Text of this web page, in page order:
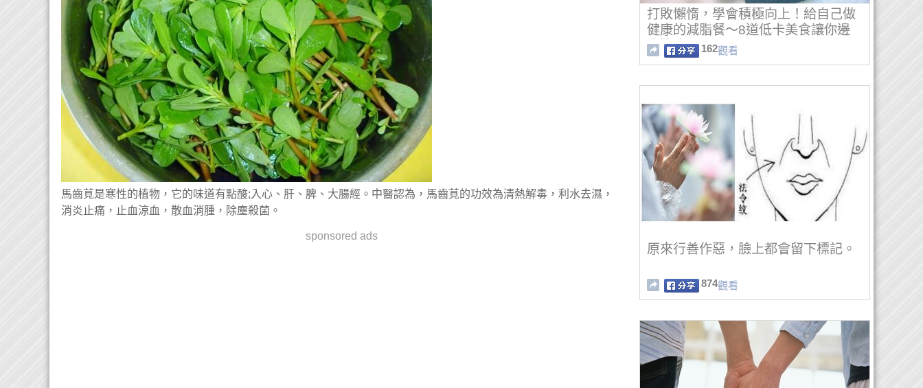
馬齒莧是寒性的植物，它的味道有點酸;入心、肝、脾、大腸經。中醫認為，馬齒莧的功效為清熱解毒，利水去濕，
消炎止痛，止血涼血，散血消腫，除塵殺菌。
sponsored ads
打敗懶惰，學會積極向上！給自己做
健康的減脂餐～8道低卡美食讓你邊
吃邊瘦！ 162觀看
原來行善作惡，臉上都會留下標記。
874觀看